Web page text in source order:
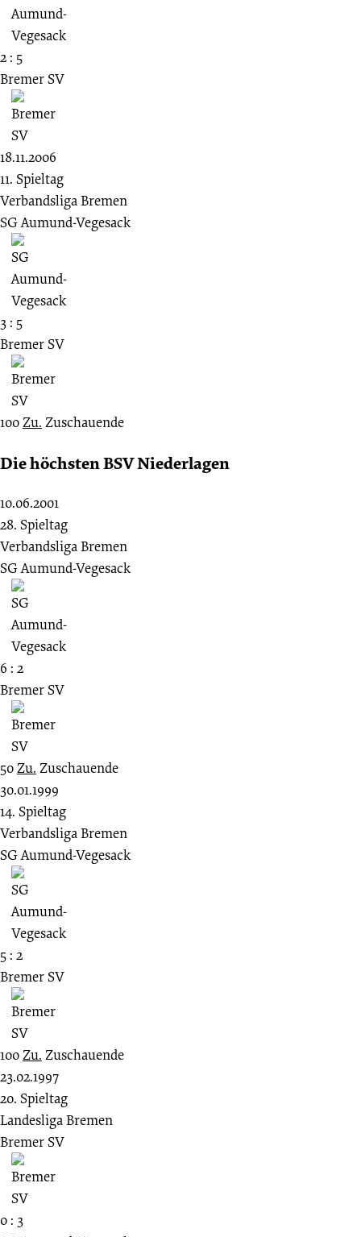
2 : 5
Bremer SV
18.11.2006
11. Spieltag
Verbandsliga Bremen
SG Aumund-Vegesack
3 : 5
Bremer SV
100Zu. Zuschauende
Die höchsten BSV Niederlagen
10.06.2001
28. Spieltag
Verbandsliga Bremen
SG Aumund-Vegesack
6 : 2
Bremer SV
50Zu. Zuschauende
30.01.1999
14. Spieltag
Verbandsliga Bremen
SG Aumund-Vegesack
5 : 2
Bremer SV
100Zu. Zuschauende
23.02.1997
20. Spieltag
Landesliga Bremen
Bremer SV
0 : 3